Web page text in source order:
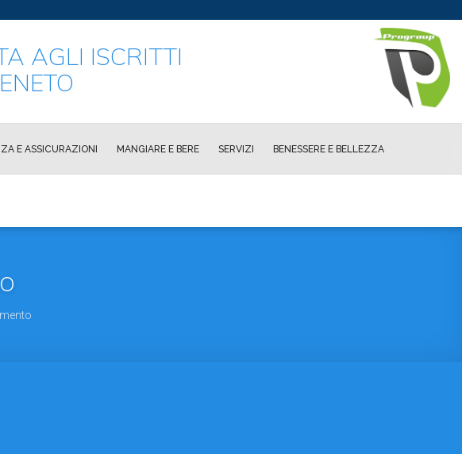
AGLI ISCRITTI
E ASSICURAZIONI MANGIARE E BERE SERVIZI BENESSERE E BELLEZZA